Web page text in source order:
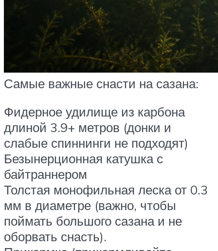
Самые важные снасти на сазана:
Фидерное удилище из карбона
длиной 3.9+ метров (донки и
слабые спиннинги не подходят)
Безынерционная катушка с
байтраннером
Толстая монофильная леска от 0.3
мм в диаметре (важно, чтобы
поймать большого сазана и не
оборвать снасть).